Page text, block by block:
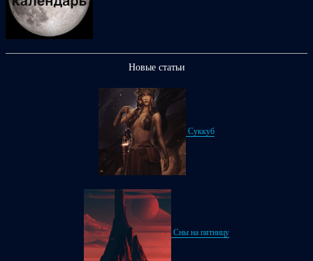
Новые статьи
Суккуб
Сны на пятницу